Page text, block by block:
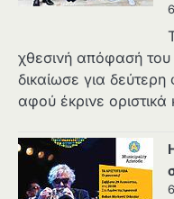
χθεσινή απόφασή
δικαίωσε για
αφού έκρινε οριστικά